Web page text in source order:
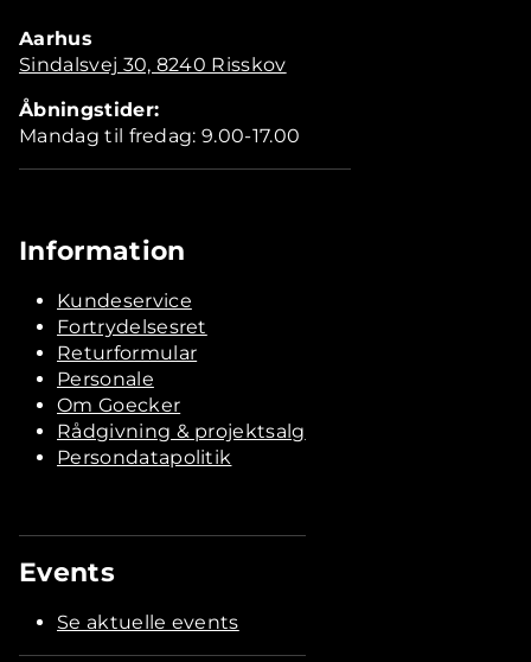
Aarhus
Sindalsvej 30, 8240 Risskov
Åbningstider:
Mandag til fredag: 9.00-17.00
Information
Kundeservice
Fortrydelsesret
Returformular
Personale
Om Goecker
Rådgivning & projektsalg
Persondatapolitik
Events
Se aktuelle events